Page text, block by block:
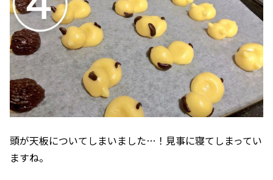
頭が天板についてしまいました…！見事に寝てしまってい
ますね。